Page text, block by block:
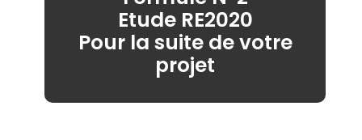
Etude RE2020
Pour la suite de votre
projet